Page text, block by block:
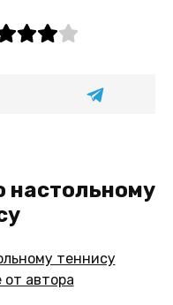
настольному